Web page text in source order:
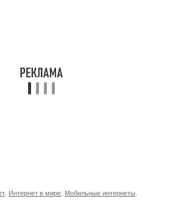
Интернет в мире Мобильные интернеты